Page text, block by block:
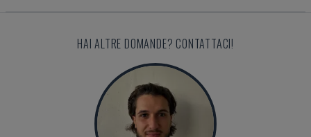
HAI ALTRE DOMANDE? CONTATTACI!